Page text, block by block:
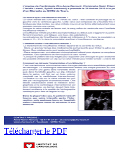
Télécharger le PDF